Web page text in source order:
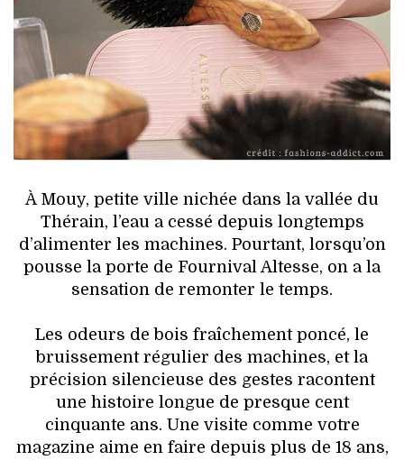
AUTO
LIEUX TENDANCES
BEAUTÉ
MODE DE RUE
JEUNES CRÉATEURS
HISTOIRE DES MARQUES
DÉCO
VOYAGES & LOISIRS
À Mouy, petite ville nichée dans la vallée du
Thérain, l’eau a cessé depuis longtemps
d’alimenter les machines. Pourtant, lorsqu’on
pousse la porte de Fournival Altesse, on a la
sensation de remonter le temps.
Les odeurs de bois fraîchement poncé, le
bruissement régulier des machines, et la
précision silencieuse des gestes racontent
une histoire longue de presque cent
cinquante ans. Une visite comme votre
magazine aime en faire depuis plus de 18 ans,